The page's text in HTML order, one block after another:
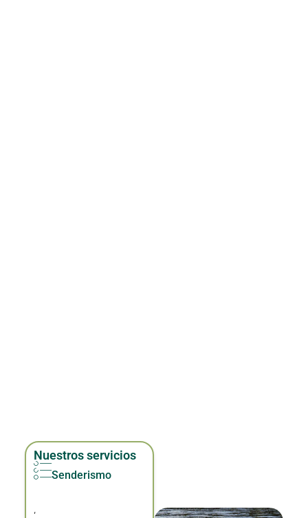
Nuestros servicios
Senderismo
,